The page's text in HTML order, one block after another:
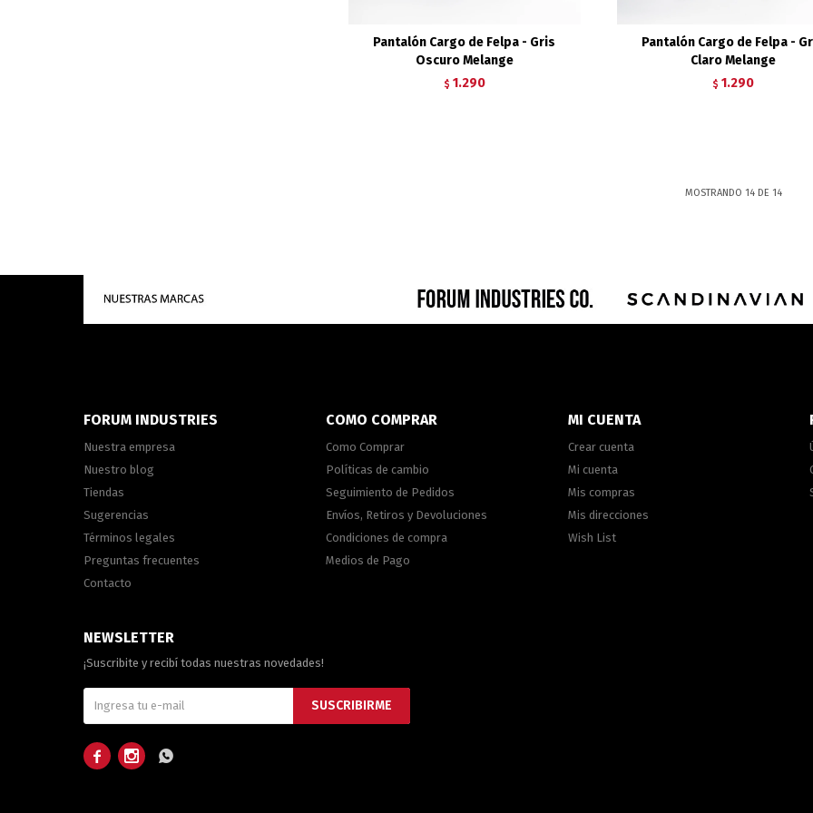
Pantalón Cargo de Felpa - Gris
Oscuro Melange
$ 1.290
Pantalón Cargo de Felpa -
Claro Melange
$ 1.290
MOSTRANDO 14DE 14
FORUM INDUSTRIES
Nuestra empresa
Nuestro blog
Tiendas
Sugerencias
Términos legales
Preguntas frecuentes
Contacto
COMO COMPRAR
Como Comprar
Políticas de cambio
Seguimiento de Pedidos
Envíos, Retiros y Devoluciones
Condiciones de compra
Medios de Pago
MI CUENTA
Crear cuenta
Mi cuenta
Mis compras
Mis direcciones
Wish List
NEWSLETTER
¡Suscribite y recibí todas nuestras novedades!
SUSCRIBIRME
  